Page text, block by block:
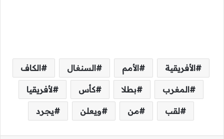
الأفريقية الأمم السنغال الكاف
المغرب بطلا كأس لأفريقيا
لقب من ويعلن يجرد